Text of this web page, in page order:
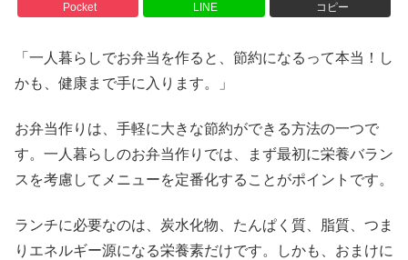
Pocket LINE コピー
「一人暮らしでお弁当を作ると、節約になるって本当！し
かも、健康まで手に入ります。」
お弁当作りは、手軽に大きな節約ができる方法の一つで
す。一人暮らしのお弁当作りでは、まず最初に栄養バラン
スを考慮してメニューを定番化することがポイントです。
ランチに必要なのは、炭水化物、たんぱく質、脂質、つま
りエネルギー源になる栄養素だけです。しかも、おまけに